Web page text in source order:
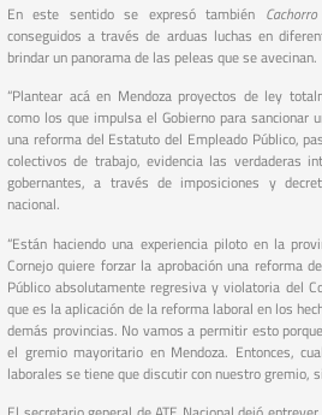
En este sentido se expresó también Cachorro
conseguidos a través de arduas luchas en
brindar un panorama de las peleas que se avecinan.
“Plantear acá en Mendoza proyectos de ley
como los que impulsa el Gobierno para sancionar
una reforma del Estatuto del Empleado Público,
colectivos de trabajo, evidencia las verdaderas
gobernantes, a través de imposiciones y
nacional.
“Están haciendo una experiencia piloto en la
Cornejo quiere forzar la aprobación una reforma
Público absolutamente regresiva y violatoria del
que es la aplicación de la reforma laboral en los
demás provincias. No vamos a permitir esto
el gremio mayoritario en Mendoza. Entonces,
laborales se tiene que discutir con nuestro gremio,